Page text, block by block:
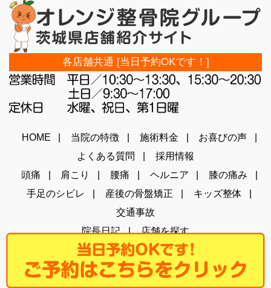
各店舗共通 [当日予約OKです！]
HOME 当院の特徴 施術料金
お喜びの声
よくある質問
採用情報
頭痛
肩こり 腰痛 ヘルニア
膝の痛み
手足のシビレ
産後の骨盤矯正
キッズ整体
交通事故
院長日記
店舗を探す
Copyright (C) 2026 オレンジ整骨院 茨城総合サイト ALL RIGHTS
RESERVED.